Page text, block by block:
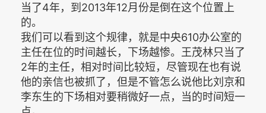
当了4年，到2013年12月份是倒在这个位置上
的。
我们可以看到这个规律，就是中央610办公室的
主任在位的时间越长，下场越惨。王茂林只当了
2年的主任，相对时间比较短，尽管现在也有说
他的亲信也被抓了，但是不管怎么说他比刘京和
李东生的下场相对要稍微好一点，当的时间短一